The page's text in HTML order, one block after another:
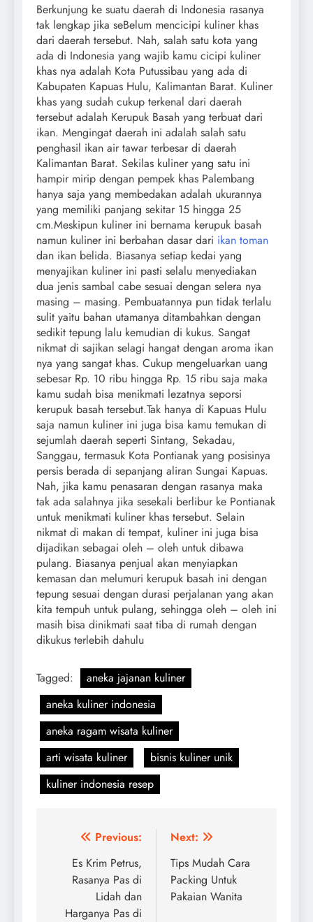
Berkunjung ke suatu daerah di Indonesia rasanya
tak lengkap jika seBelum mencicipi kuliner khas
dari daerah tersebut. Nah, salah satu kota yang
ada di Indonesia yang wajib kamu cicipi kuliner
khas nya adalah Kota Putussibau yang ada di
Kabupaten Kapuas Hulu, Kalimantan Barat. Kuliner
khas yang sudah cukup terkenal dari daerah
tersebut adalah Kerupuk Basah yang terbuat dari
ikan. Mengingat daerah ini adalah salah satu
penghasil ikan air tawar terbesar di daerah
Kalimantan Barat. Sekilas kuliner yang satu ini
hampir mirip dengan pempek khas Palembang
hanya saja yang membedakan adalah ukurannya
yang memiliki panjang sekitar 15 hingga 25
cm.Meskipun kuliner ini bernama kerupuk basah
namun kuliner ini berbahan dasar dari ikan toman
dan ikan belida. Biasanya setiap kedai yang
menyajikan kuliner ini pasti selalu menyediakan
dua jenis sambal cabe sesuai dengan selera nya
masing – masing. Pembuatannya pun tidak terlalu
sulit yaitu bahan utamanya ditambahkan dengan
sedikit tepung lalu kemudian di kukus. Sangat
nikmat di sajikan selagi hangat dengan aroma ikan
nya yang sangat khas. Cukup mengeluarkan uang
sebesar Rp. 10 ribu hingga Rp. 15 ribu saja maka
kamu sudah bisa menikmati lezatnya seporsi
kerupuk basah tersebut.Tak hanya di Kapuas Hulu
saja namun kuliner ini juga bisa kamu temukan di
sejumlah daerah seperti Sintang, Sekadau,
Sanggau, termasuk Kota Pontianak yang posisinya
persis berada di sepanjang aliran Sungai Kapuas.
Nah, jika kamu penasaran dengan rasanya maka
tak ada salahnya jika sesekali berlibur ke Pontianak
untuk menikmati kuliner khas tersebut. Selain
nikmat di makan di tempat, kuliner ini juga bisa
dijadikan sebagai oleh – oleh untuk dibawa
pulang. Biasanya penjual akan menyiapkan
kemasan dan melumuri kerupuk basah ini dengan
tepung sesuai dengan durasi perjalanan yang akan
kita tempuh untuk pulang, sehingga oleh – oleh ini
masih bisa dinikmati saat tiba di rumah dengan
dikukus terlebih dahulu
Tagged:
aneka jajanan kuliner
aneka kuliner indonesia
aneka ragam wisata kuliner
arti wisata kuliner
bisnis kuliner unik
kuliner indonesia resep
Navigasi
pos
Previous:
Es Krim Petrus,
Rasanya Pas di
Lidah dan
Harganya Pas di
Next:
Tips Mudah Cara
Packing Untuk
Pakaian Wanita